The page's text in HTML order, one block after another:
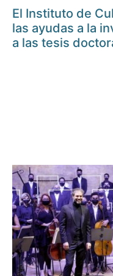
El Instituto de
las ayudas a la
a las tesis